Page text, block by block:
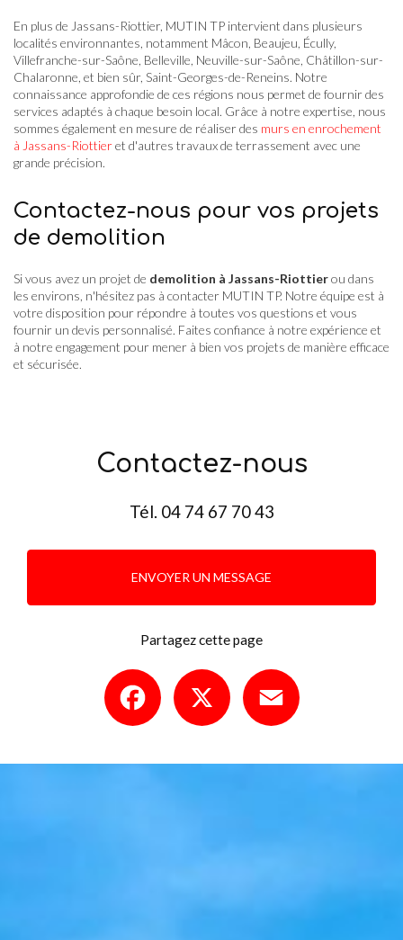
En plus de Jassans-Riottier, MUTIN TP intervient dans plusieurs
localités environnantes, notamment Mâcon, Beaujeu, Écully,
Villefranche-sur-Saône, Belleville, Neuville-sur-Saône, Châtillon-sur-
Chalaronne, et bien sûr, Saint-Georges-de-Reneins. Notre
connaissance approfondie de ces régions nous permet de fournir des
services adaptés à chaque besoin local. Grâce à notre expertise, nous
sommes également en mesure de réaliser des murs en enrochement
à Jassans-Riottieret d'autres travaux de terrassement avec une
grande précision.
Contactez-nous pour vos projets
de demolition
Si vous avez un projet de demolition à Jassans-Riottierou dans
les environs, n'hésitez pas à contacter MUTIN TP. Notre équipe est à
votre disposition pour répondre à toutes vos questions et vous
fournir un devis personnalisé. Faites confiance à notre expérience et
à notre engagement pour mener à bien vos projets de manière efficace
et sécurisée.
Contactez-nous
Tél. 04 74 67 70 43
ENVOYER UN MESSAGE
Partagez cette page
Facebook